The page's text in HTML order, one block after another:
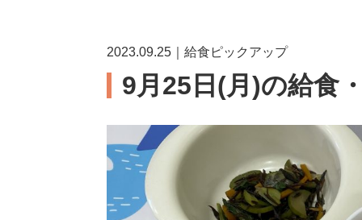
2023.09.25｜給食ピックアップ
9月25日(月)の給食